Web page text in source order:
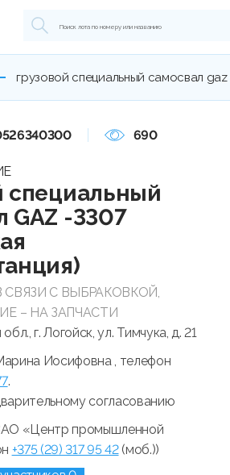
грузовой специальный самосвал
690
специальный
GAZ -3307
СВЯЗИ С ВЫБРАКОВКОЙ,
– НА ЗАПЧАСТИ
г. Логойск, ул. Тимчука, д. 21
Иосифовна , телефон
.
согласованию
«Центр промышленной
+375 (29) 317 95 42(моб.))